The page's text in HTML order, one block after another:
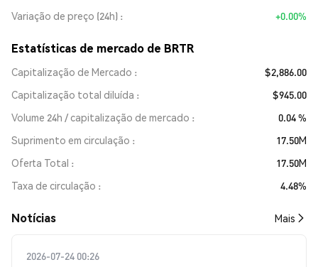
Variação de preço (24h)
+0.00%
Estatísticas de mercado de BRTR
Capitalização de Mercado
$2,886.00
Capitalização total diluída
$945.00
Volume 24h / capitalização de mercado
0.04 %
Suprimento em circulação
17.50M
Oferta Total
17.50M
Taxa de circulação
4.48%
​​Notícias​​ Mais
2026-07-24 00:26